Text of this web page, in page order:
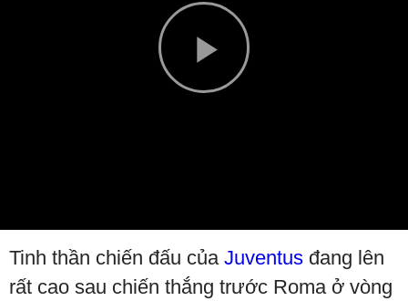
Play
Tinh thần chiến đấu của Juventus đang lên
rất cao sau chiến thắng trước Roma ở vòng